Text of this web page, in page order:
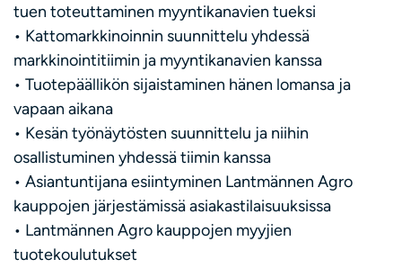
tuen toteuttaminen myyntikanavien tueksi
• Kattomarkkinoinnin suunnittelu yhdessä
markkinointitiimin ja myyntikanavien kanssa
• Tuotepäällikön sijaistaminen hänen lomansa ja
vapaan aikana
• Kesän työnäytösten suunnittelu ja niihin
osallistuminen yhdessä tiimin kanssa
• Asiantuntijana esiintyminen Lantmännen Agro
kauppojen järjestämissä asiakastilaisuuksissa
• Lantmännen Agro kauppojen myyjien
tuotekoulutukset